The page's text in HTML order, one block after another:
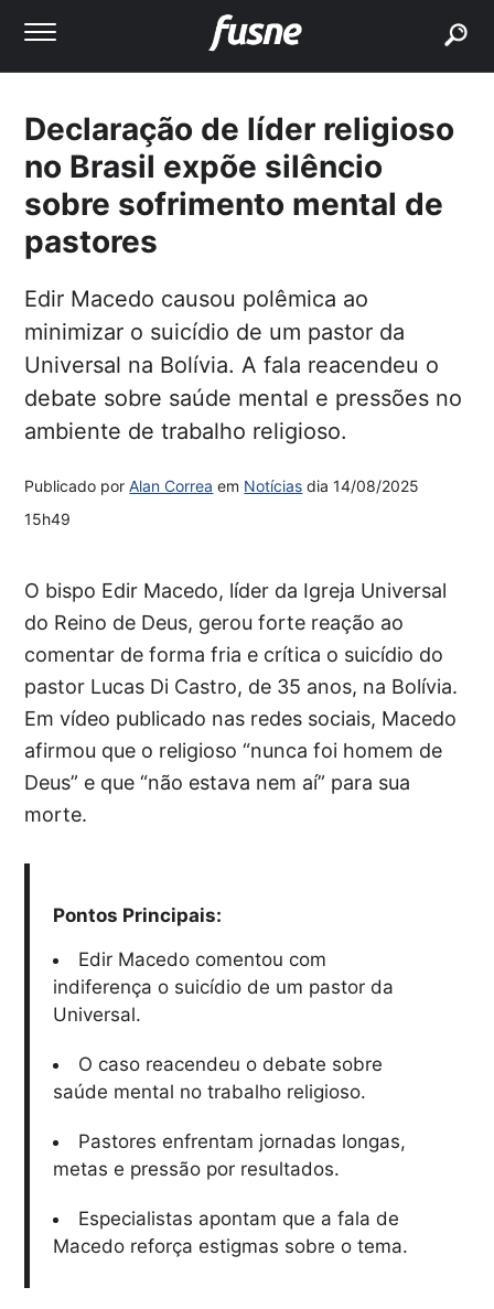
Declaração de líder religioso
no Brasil expõe silêncio
sobre sofrimento mental de
pastores
Edir Macedo causou polêmica ao
minimizar o suicídio de um pastor da
Universal na Bolívia. A fala reacendeu o
debate sobre saúde mental e pressões no
ambiente de trabalho religioso.
Publicado porAlan Correa em Notícias dia14/08/2025
15h49
O bispo Edir Macedo, líder da Igreja Universal
do Reino de Deus, gerou forte reação ao
comentar de forma fria e crítica o suicídio do
pastor Lucas Di Castro, de 35 anos, na Bolívia.
Em vídeo publicado nas redes sociais, Macedo
afirmou que o religioso “nunca foi homem de
Deus” e que “não estava nem aí” para sua
morte.
Pontos Principais:
Edir Macedo comentou com
indiferença o suicídio de um pastor da
Universal.
O caso reacendeu o debate sobre
saúde mental no trabalho religioso.
Pastores enfrentam jornadas longas,
metas e pressão por resultados.
Especialistas apontam que a fala de
Macedo reforça estigmas sobre o tema.